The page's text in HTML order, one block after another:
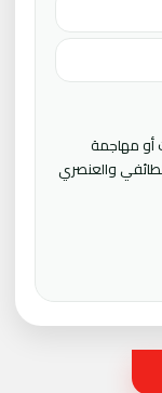
أو مهاجمة
والعنصري